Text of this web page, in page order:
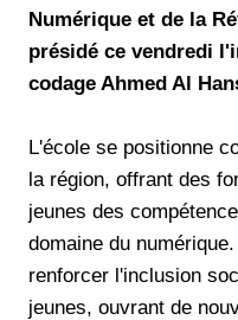
Numérique et de la
présidé ce vendredi
codage Ahmed Al
L'école se positionne
la région, offrant des
jeunes des
domaine du
renforcer l'inclusion
jeunes, ouvrant de